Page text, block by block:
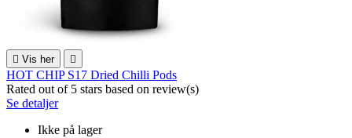
 Vis her 
HOT CHIP S17 Dried Chilli Pods
Rated out of 5 stars based on review(s)
Se detaljer
Ikke på lager